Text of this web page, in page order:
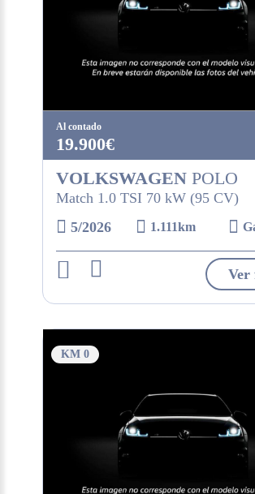
Al contado
19.900€
VOLKSWAGENPOLO
Match 1.0 TSI 70 kW (95 CV)
5/2026
1.111km
Ver
KM 0